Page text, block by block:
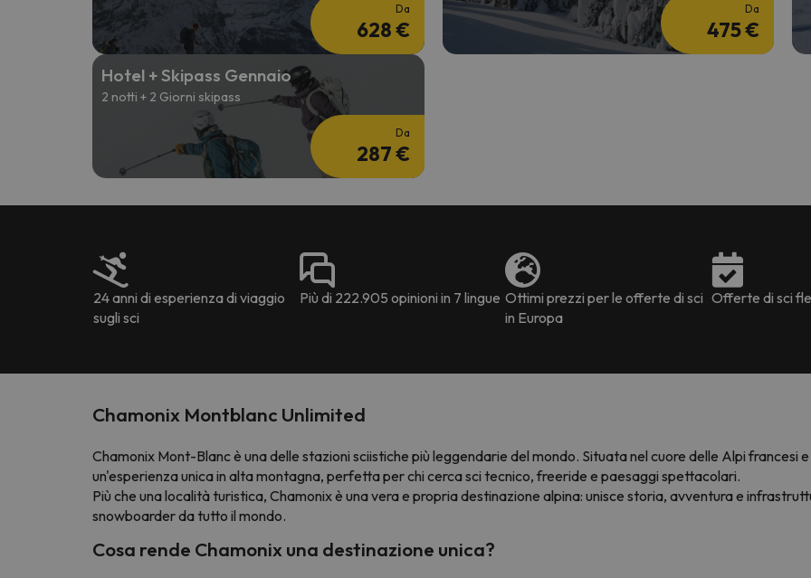
Da
628 €
Da
475 €
Hotel + Skipass Gennaio
2 notti + 2 Giorni skipass
Da
287 €
24 anni di esperienza di viaggio
sugli sci
Più di 222.905 opinioni in 7 lingue Ottimi prezzi per le offerte di sci
in Europa
Offerte di sci
Chamonix Montblanc Unlimited
Chamonix Mont-Blanc è una delle stazioni sciistiche più leggendarie del mondo. Situata nel cuore delle Alpi francesi
un'esperienza unica in alta montagna, perfetta per chi cerca sci tecnico, freeride e paesaggi spettacolari.
Più che una località turistica, Chamonix è una vera e propria destinazione alpina: unisce storia, avventura e
snowboarder da tutto il mondo.
Cosa rende Chamonix una destinazione unica?